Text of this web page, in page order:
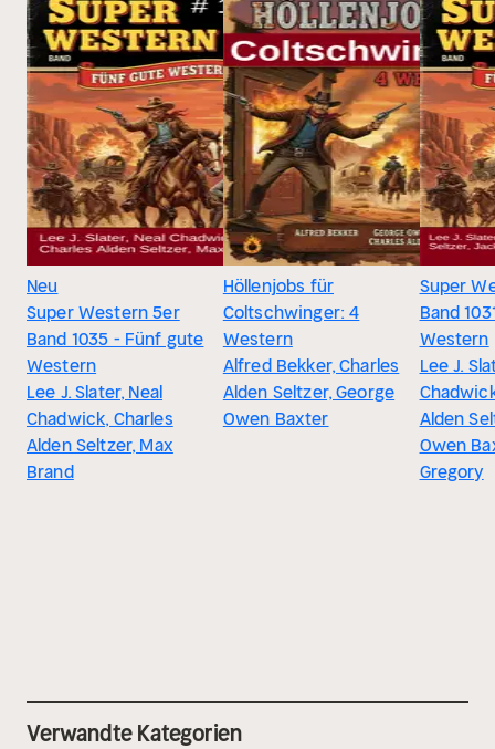
Neu
Super Western 5er
Band 1035 - Fünf gute
Western
Lee J. Slater, Neal
Chadwick, Charles
Alden Seltzer, Max
Brand
Höllenjobs für
Coltschwinger: 4
Western
Alfred Bekker, Charles
Alden Seltzer, George
Owen Baxter
Super
Band
Western
Lee J.
Alden
Owen
Gregory
Verwandte Kategorien